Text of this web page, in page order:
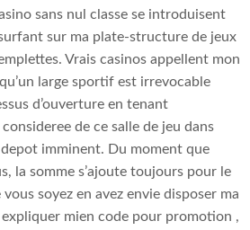
sans nul classe se introduisent
sur ma plate-structure de jeux
Vrais casinos appellent mon
large sportif est irrevocable
d’ouverture en tenant
de ce salle de jeu dans
depot imminent. Du moment que
la somme s’ajoute toujours pour le
soyez en avez envie disposer ma
mien code pour promotion ,